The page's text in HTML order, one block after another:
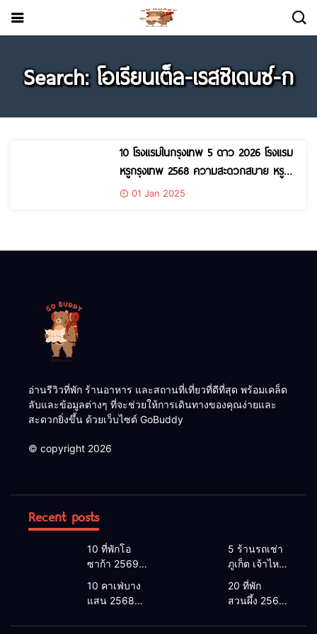
Search: โอเรียนเต็ล-เรสซิเดนซ์-ก
10 โรงแรมในกรุงเทพ 5 ดาว 2026 โรงแรม
หรูกรุงเทพ 2568 ความสะดวกสบาย หรู
หราลักชัวรี่
01 Jan 2025
อ่านรีวิวที่พัก ร้านอาหาร และสถานที่เที่ยวที่ดีที่สุด พร้อมเคล็ด
ลับและข้อมูลต่างๆ ที่จะช่วยให้การเดินทางของคุณง่ายและ
สะดวกยิ่งขึ้น ด้วยเว็บไซต์ GoBuddy
© copyright 2026
Recent posts
10 ที่พักโอ
ซาก้า 2569 |
ที่ไหนดี 2026
โรงแรมโอ
ซาก้า ใกล้
5 ร้านรถเช่า
ภูเก็ต เจ้าไหน
ดี 2026 |
แนะนำ เช่า
รถภูเก็ต 2568
รับรถสนาม
10 คาเฟ่บาง
แสน 2568
2026 เปิดใหม่
20 ที่พัก
สวนผึ้ง 2568
ดลําธาร